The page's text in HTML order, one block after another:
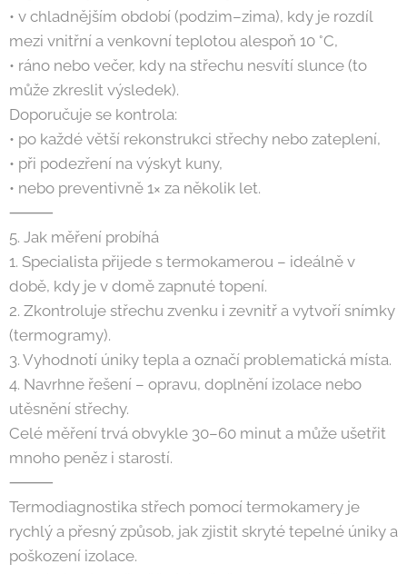
• v chladnějším období (podzim–zima), kdy je rozdíl
mezi vnitřní a venkovní teplotou alespoň 10 °C,
• ráno nebo večer, kdy na střechu nesvítí slunce (to
může zkreslit výsledek).
Doporučuje se kontrola:
• po každé větší rekonstrukci střechy nebo zateplení,
• při podezření na výskyt kuny,
• nebo preventivně 1× za několik let.
⸻
5. Jak měření probíhá
1. Specialista přijede s termokamerou – ideálně v
době, kdy je v domě zapnuté topení.
2. Zkontroluje střechu zvenku i zevnitř a vytvoří snímky
(termogramy).
3. Vyhodnotí úniky tepla a označí problematická místa.
4. Navrhne řešení – opravu, doplnění izolace nebo
utěsnění střechy.
Celé měření trvá obvykle 30–60 minut a může ušetřit
mnoho peněz i starostí.
⸻
Termodiagnostika střech pomocí termokamery je
rychlý a přesný způsob, jak zjistit skryté tepelné úniky a
poškození izolace.